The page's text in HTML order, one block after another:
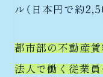
ル（日本円で約
都市部の不動産
法人で働く従業